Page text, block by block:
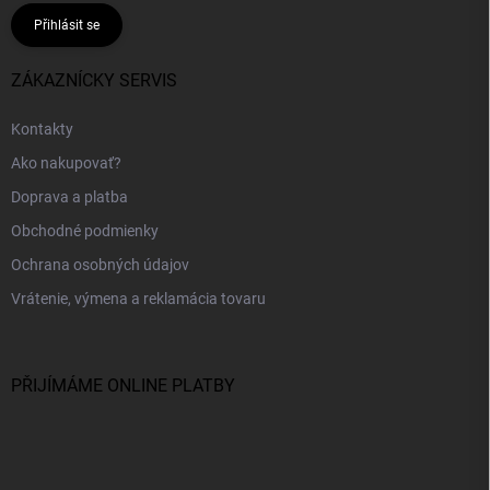
Přihlásit se
ZÁKAZNÍCKY SERVIS
Kontakty
Ako nakupovať?
Doprava a platba
Obchodné podmienky
Ochrana osobných údajov
Vrátenie, výmena a reklamácia tovaru
PŘIJÍMÁME ONLINE PLATBY